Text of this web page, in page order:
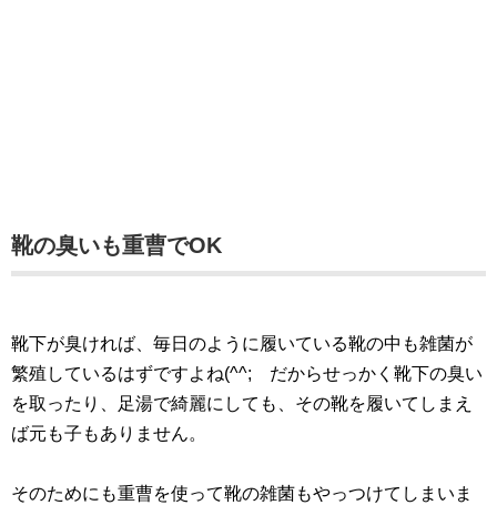
靴の臭いも重曹でOK
靴下が臭ければ、毎日のように履いている靴の中も雑菌が
繁殖しているはずですよね(^^; だからせっかく靴下の臭い
を取ったり、足湯で綺麗にしても、その靴を履いてしまえ
ば元も子もありません。
そのためにも重曹を使って靴の雑菌もやっつけてしまいま